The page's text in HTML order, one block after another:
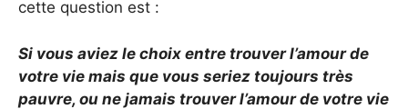
cette question est :
Si vous aviez le choix entre trouver l’amour de
votre vie mais que vous seriez toujours très
pauvre, ou ne jamais trouver l’amour de votre vie